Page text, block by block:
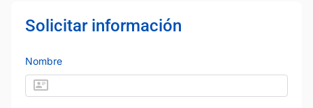
Solicitar información
Nombre